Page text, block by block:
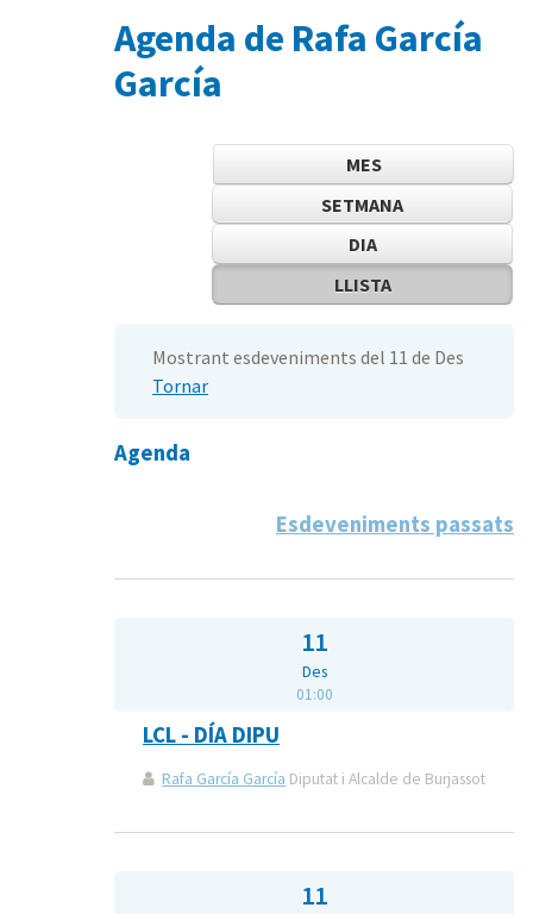
Agenda de Rafa García
García
MES
SETMANA
DIA
LLISTA
Mostrant esdeveniments del 11 de Des
Tornar
Agenda
Esdeveniments passats
11
Des
01:00
LCL - DÍA DIPU
Rafa García García Diputat i Alcalde de Burjassot
11